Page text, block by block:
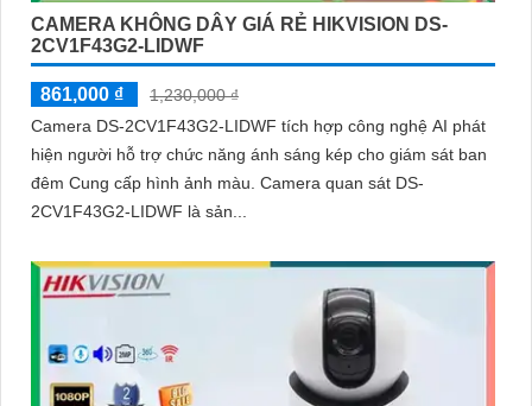
CAMERA KHÔNG DÂY GIÁ RẺ HIKVISION DS-
2CV1F43G2-LIDWF
861,000 ₫
1,230,000 ₫
Camera DS-2CV1F43G2-LIDWF tích hợp công nghệ AI phát
hiện người hỗ trợ chức năng ánh sáng kép cho giám sát ban
đêm Cung cấp hình ảnh màu. Camera quan sát DS-
2CV1F43G2-LIDWF là sản...